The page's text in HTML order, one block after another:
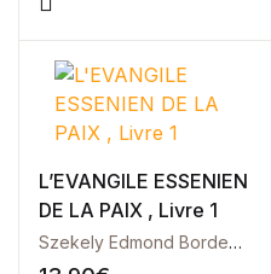
L’EVANGILE ESSENIEN
DE LA PAIX , Livre 1
Szekely Edmond Bordeaux